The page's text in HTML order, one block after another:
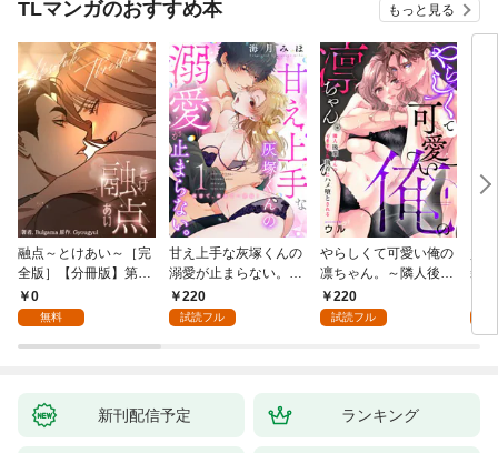
TLマンガのおすすめ本 もっと見る
融点～とけあい～［完
全版］【分冊版】第1
話0
無料
甘え上手な灰塚くんの
溺愛が止まらない。純
情で、健気で…絶倫！
(1)
220
試読フル
やらしくて可愛い俺の
凛ちゃん。～隣人後輩
くんのイキすぎた執着
にハメ堕とされる～(1)
220
試読フル
装
感
【
新刊配信予定 ランキング